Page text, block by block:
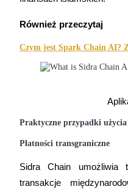
Również przeczytaj
Czym jest Spark Chain AI?
Praktyczne przypadki
Płatności transgraniczne
Sidra Chain umożliwia
transakcje